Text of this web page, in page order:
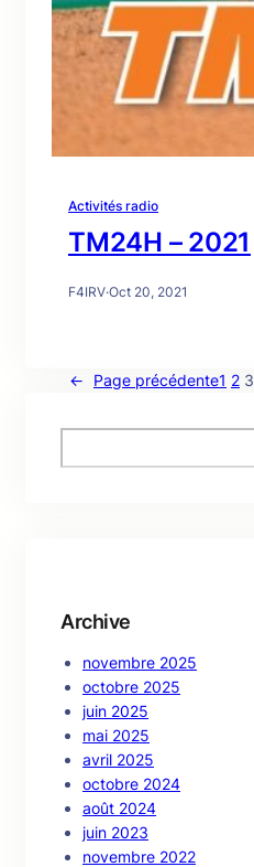
Activités radio
TM24H – 2021
F4IRV·Oct 20, 2021
← Page précédente1 2 3
e
Archive
novembre 2025
octobre 2025
juin 2025
mai 2025
avril 2025
octobre 2024
août 2024
juin 2023
novembre 2022